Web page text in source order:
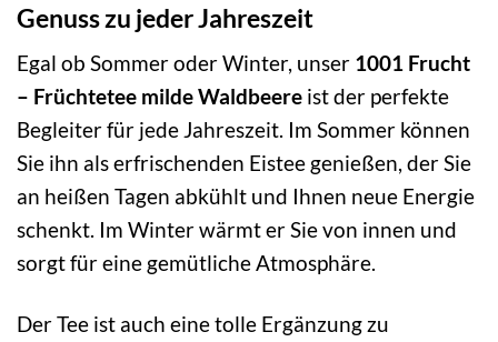
Genuss zu jeder Jahreszeit
Egal ob Sommer oder Winter, unser 1001 Frucht
– Früchtetee milde Waldbeere ist der perfekte
Begleiter für jede Jahreszeit. Im Sommer können
Sie ihn als erfrischenden Eistee genießen, der Sie
an heißen Tagen abkühlt und Ihnen neue Energie
schenkt. Im Winter wärmt er Sie von innen und
sorgt für eine gemütliche Atmosphäre.
Der Tee ist auch eine tolle Ergänzung zu